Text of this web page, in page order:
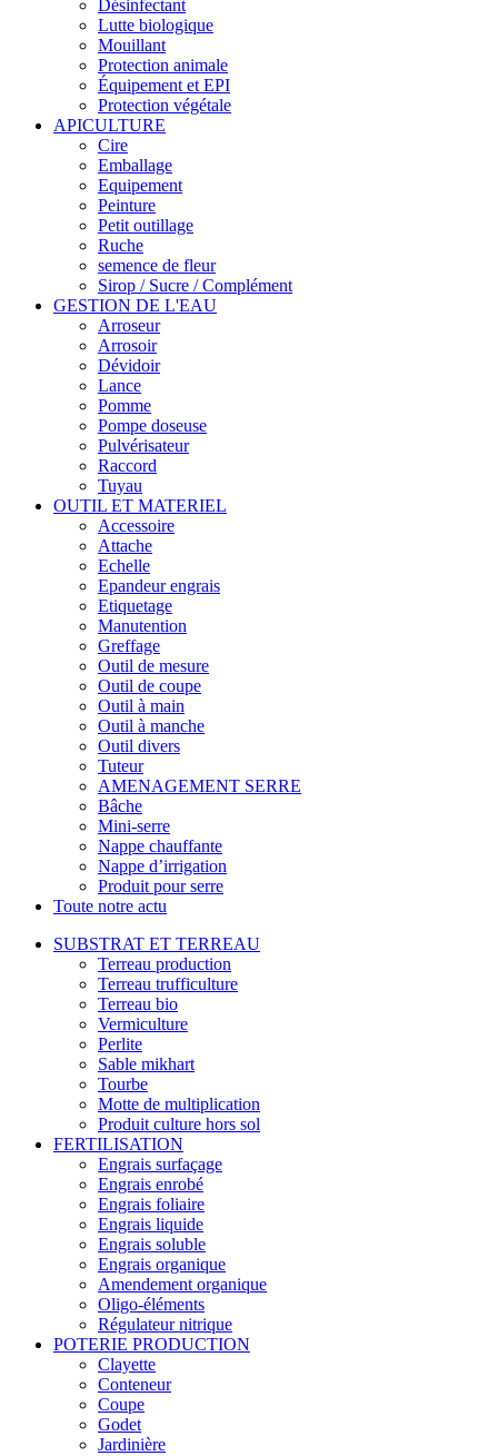
Désinfectant
Lutte biologique
Mouillant
Protection animale
Équipement et EPI
Protection végétale
APICULTURE
Cire
Emballage
Equipement
Peinture
Petit outillage
Ruche
semence de fleur
Sirop / Sucre / Complément
GESTION DE L'EAU
Arroseur
Arrosoir
Dévidoir
Lance
Pomme
Pompe doseuse
Pulvérisateur
Raccord
Tuyau
OUTIL ET MATERIEL
Accessoire
Attache
Echelle
Epandeur engrais
Etiquetage
Manutention
Greffage
Outil de mesure
Outil de coupe
Outil à main
Outil à manche
Outil divers
Tuteur
AMENAGEMENT SERRE
Bâche
Mini-serre
Nappe chauffante
Nappe d’irrigation
Produit pour serre
Toute notre actu
SUBSTRAT ET TERREAU
Terreau production
Terreau trufficulture
Terreau bio
Vermiculture
Perlite
Sable mikhart
Tourbe
Motte de multiplication
Produit culture hors sol
FERTILISATION
Engrais surfaçage
Engrais enrobé
Engrais foliaire
Engrais liquide
Engrais soluble
Engrais organique
Amendement organique
Oligo-éléments
Régulateur nitrique
POTERIE PRODUCTION
Clayette
Conteneur
Coupe
Godet
Jardinière